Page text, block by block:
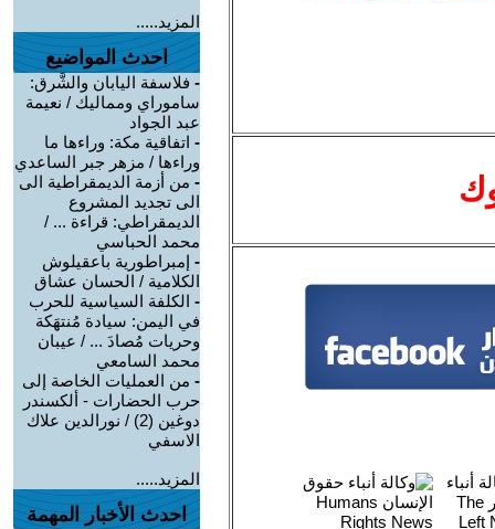
المزيد.....
احدث المواضيع
- فلاسفة اليابان والشَّرق:
ساموراي ومماليك / نعيمة
عبد الجواد
- اتفاقية مكة: وراءها ما
وراءها / مزهر جبر الساعدي
- من أزمة الديمقراطية الى
الى تجديد المشروع
الديمقراطي: قراءة ... /
محمد الحباسي
- إمبراطورية باعقيلوش
الكلامية / الحسان عشاق
- الكلفة السياسية للحرب
في اليمن: سيادة مُنتهَكة
وحريات مُصادَ ... / عيبان
محمد السامعي
- من العمليات الخاصة إلى
حرب الحضارات - ألكسندر
دوغين (2) / نورالدين علاك
الاسفي
المزيد.....
احدث الأخبار المهمة